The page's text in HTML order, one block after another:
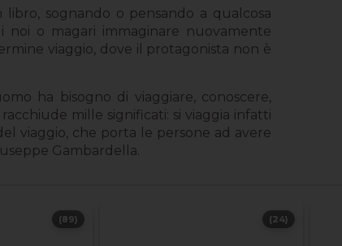
sognando o pensando a qualcosa
o magari immaginare nuovamente
viaggio, dove il protagonista non è
ha bisogno di viaggiare, conoscere,
mille significati: si viaggia infatti
viaggio, che porta le persone ad avere
Gambardella.
(89) (24)